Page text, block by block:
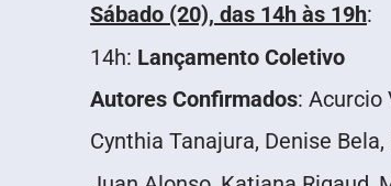
Sábado (20), das 14h às 19h:
14h: Lançamento Coletivo
Autores Confirmados: Acurcio
Cynthia Tanajura, Denise